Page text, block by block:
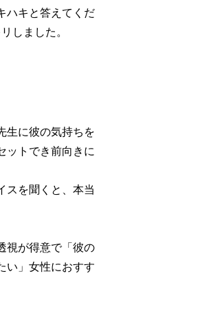
ハキと答えてくだ
しました。
生に彼の気持ちを
ットでき前向きに
スを聞くと、本当
視が得意で「彼の
い 」女性におすす